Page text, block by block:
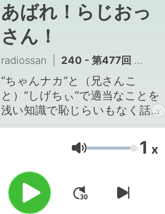
あばれ！らじおっ
さん！
radiossan 240 - 第477回 若みやむー今みやむー”宮村優子”に無我夢中
“ちゃんナカ”と（兄さんこ
と）“しげちぃ”で適当なことを
浅い知識で恥じらいもなく話す
ポッドキャストです。よかった
ら聞いてみてください☆
音量 1 x